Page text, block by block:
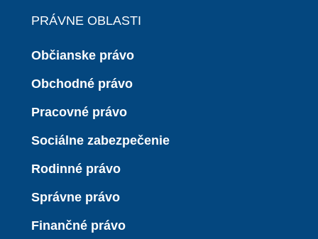
PRÁVNE OBLASTI
Občianske právo
Obchodné právo
Pracovné právo
Sociálne zabezpečenie
Rodinné právo
Správne právo
Finančné právo